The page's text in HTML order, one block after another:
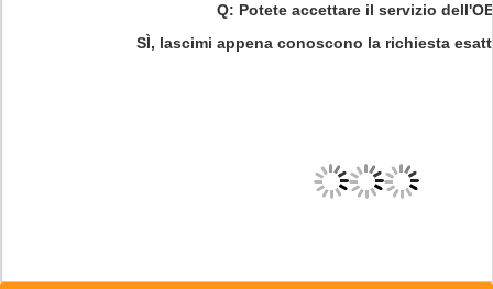
Q: Potete accettare il servizio
SÌ, lascimi appena conoscono la richiesta